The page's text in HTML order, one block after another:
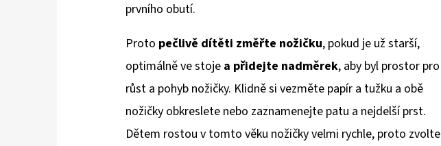
prvního obutí.
Proto pečlivě dítěti změřte nožičku, pokud je už starší,
optimálně ve stoje a přidejte nadměrek, aby byl prostor pro
růst a pohyb nožičky. Klidně si vezměte papír a tužku a obě
nožičky obkreslete nebo zaznamenejte patu a nejdelší prst.
Dětem rostou v tomto věku nožičky velmi rychle, proto zvolte